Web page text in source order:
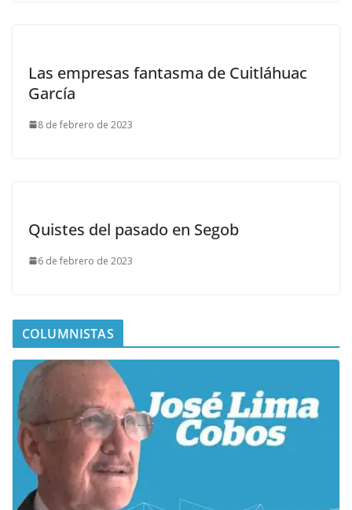
Las empresas fantasma de Cuitláhuac
García
8 de febrero de 2023
Quistes del pasado en Segob
6 de febrero de 2023
COLUMNISTAS